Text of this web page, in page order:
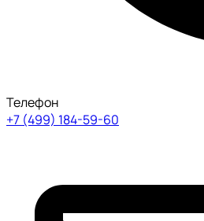
Телефон
+7 (499) 184-59-60